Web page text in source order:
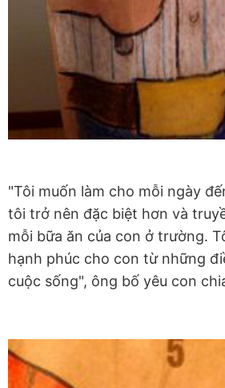
"Tôi muốn làm cho mỗi ngày
tôi trở nên đặc biệt hơn và
mỗi bữa ăn của con ở trường.
hạnh phúc cho con từ những
cuộc sống", ông bố yêu con